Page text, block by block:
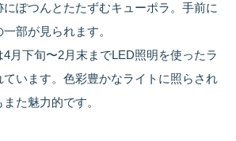
ぽつんとたたずむキューポラ。手前に
部が見られます。
月下旬〜2月末までLED照明を使ったラ
います。色彩豊かなライトに照らされ
た魅力的です。